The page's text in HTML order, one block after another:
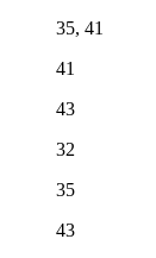
35, 41
41
43
32
35
43